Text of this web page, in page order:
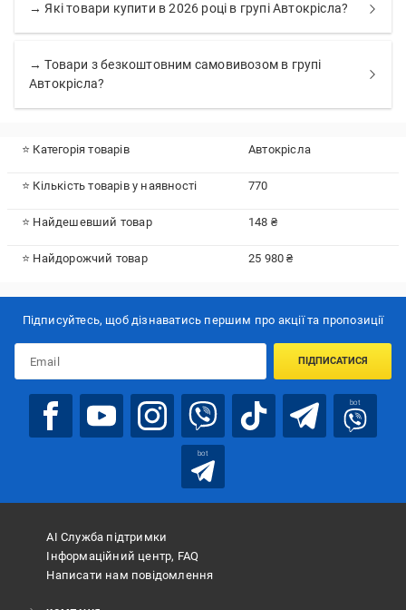
→ Які товари купити в 2026 році в групі Автокрісла?
→ Товари з безкоштовним самовивозом в групі
Автокрісла?
⭐ Категорія товарів Автокрісла
⭐ Кількість товарів у наявності 770
⭐ Найдешевший товар 148 ₴
⭐ Найдорожчий товар 25 980 ₴
Підписуйтесь, щоб дізнаватись першим про акції та пропозиції
ПІДПИСАТИСЯ
bot
bot
АІ Служба підтримки
Інформаційний центр, FAQ
Написати нам повідомлення